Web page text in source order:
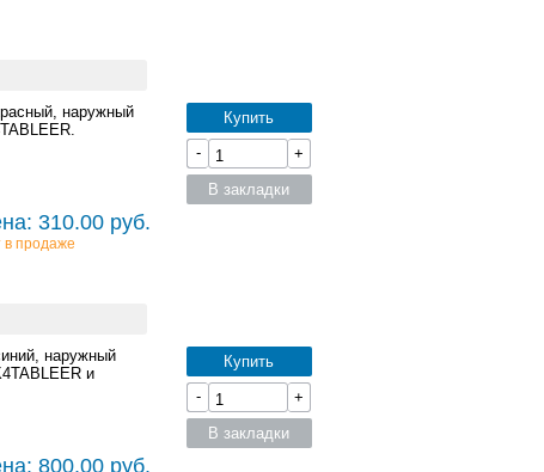
наружный
310.00 руб.
в продаже
Купить
-
+
В закладки
наружный
и
800.00 руб.
Купить
-
+
В закладки